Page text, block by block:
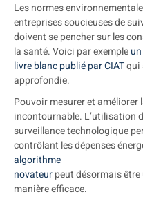
Les normes
entreprises soucieuses de
doivent se pencher sur les
la santé. Voici par exempleun
livre blanc publié par CIATqui
approfondie.
Pouvoir mesurer et améliorer
incontournable. L’utilisation
surveillance technologique
contrôlant les dépenses
algorithme
novateurpeut désormais
manière efficace.